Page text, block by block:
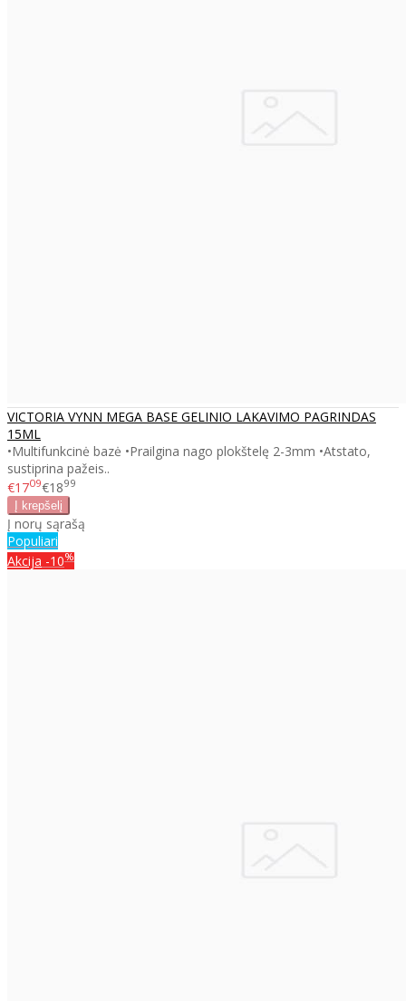
VICTORIA VYNN MEGA BASE GELINIO LAKAVIMO PAGRINDAS
15ML
•Multifunkcinė bazė •Prailgina nago plokštelę 2-3mm •Atstato,
sustiprina pažeis..
€1709€1899
Į norų sąrašą
Populiari
Akcija -10%